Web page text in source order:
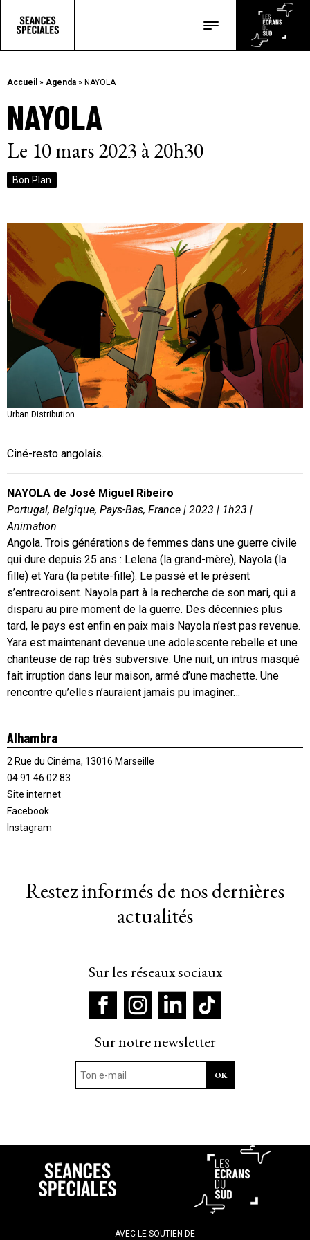
Accueil » Agenda » NAYOLA
NAYOLA
Le 10 mars 2023 à 20h30
Bon Plan
Urban Distribution
Urban Distribution
Urban Distribution
Urban Distribution
Ciné-resto angolais.
NAYOLA de José Miguel Ribeiro
Portugal, Belgique, Pays-Bas, France | 2023 | 1h23 |
Animation
Angola. Trois générations de femmes dans une guerre civile
qui dure depuis 25 ans : Lelena (la grand-mère), Nayola (la
fille) et Yara (la petite-fille). Le passé et le présent
s’entrecroisent. Nayola part à la recherche de son mari, qui a
disparu au pire moment de la guerre. Des décennies plus
tard, le pays est enfin en paix mais Nayola n’est pas revenue.
Yara est maintenant devenue une adolescente rebelle et une
chanteuse de rap très subversive. Une nuit, un intrus masqué
fait irruption dans leur maison, armé d’une machette. Une
rencontre qu’elles n’auraient jamais pu imaginer…
Alhambra
2 Rue du Cinéma, 13016 Marseille
04 91 46 02 83
Site internet
Facebook
Instagram
Restez informés de nos dernières
actualités
Sur les réseaux sociaux
Sur notre newsletter
AVEC LE SOUTIEN DE